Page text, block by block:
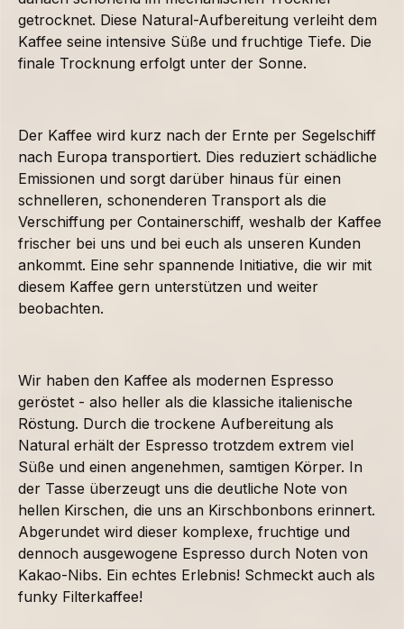
getrocknet. Diese Natural-Aufbereitung verleiht dem
Kaffee seine intensive Süße und fruchtige Tiefe. Die
finale Trocknung erfolgt unter der Sonne.
Der Kaffee wird kurz nach der Ernte per Segelschiff
nach Europa transportiert. Dies reduziert schädliche
Emissionen und sorgt darüber hinaus für einen
schnelleren, schonenderen Transport als die
Verschiffung per Containerschiff, weshalb der Kaffee
frischer bei uns und bei euch als unseren Kunden
ankommt. Eine sehr spannende Initiative, die wir mit
diesem Kaffee gern unterstützen und weiter
beobachten.
Wir haben den Kaffee als modernen Espresso
geröstet - also heller als die klassiche italienische
Röstung. Durch die trockene Aufbereitung als
Natural erhält der Espresso trotzdem extrem viel
Süße und einen angenehmen, samtigen Körper. In
der Tasse überzeugt uns die deutliche Note von
hellen Kirschen, die uns an Kirschbonbons erinnert.
Abgerundet wird dieser komplexe, fruchtige und
dennoch ausgewogene Espresso durch Noten von
Kakao-Nibs. Ein echtes Erlebnis! Schmeckt auch als
funky Filterkaffee!